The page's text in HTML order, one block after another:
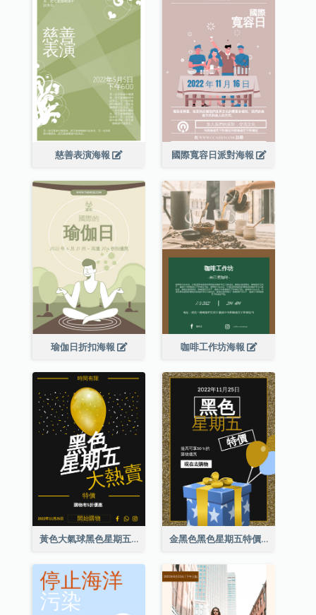
慈善表演海報 國際寬容日派對海報
瑜伽日折扣海報 咖啡工作坊海報
黃色大氣球黑色星期五特價海報 金黑色黑色星期五特價海報